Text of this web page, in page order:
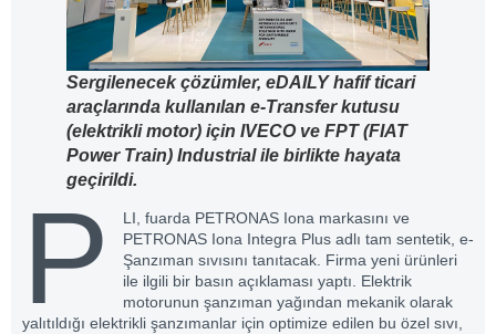
Sergilenecek çözümler, eDAILY hafif ticari
araçlarında kullanılan e-Transfer kutusu
(elektrikli motor) için IVECO ve FPT (FIAT
Power Train) Industrial ile birlikte hayata
geçirildi.
P
LI, fuarda PETRONAS Iona markasını ve
PETRONAS Iona Integra Plus adlı tam sentetik, e-
Şanzıman sıvısını tanıtacak. Firma yeni ürünleri
ile ilgili bir basın açıklaması yaptı. Elektrik
motorunun şanzıman yağından mekanik olarak
yalıtıldığı elektrikli şanzımanlar için optimize edilen bu özel sıvı,